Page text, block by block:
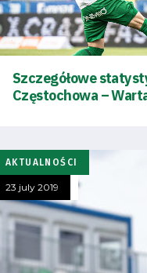
Szczegółowe
Częstochowa –
AKTUALNOŚCI
23 july 2019